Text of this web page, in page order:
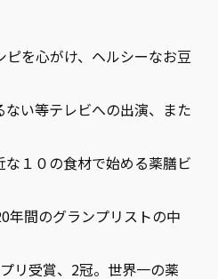
を心がけ、ヘルシーなお豆
い等テレビへの出演、また
１０の食材で始める薬膳ビ
年間のグランプリストの中
リ受賞、2冠。世界一の薬